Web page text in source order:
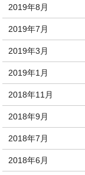
2019年8月
2019年7月
2019年3月
2019年1月
2018年11月
2018年9月
2018年7月
2018年6月